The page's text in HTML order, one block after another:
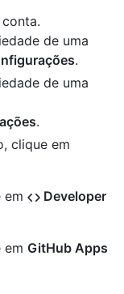
de uma
.
de uma
.
clique em
em
Developer
em GitHub Apps